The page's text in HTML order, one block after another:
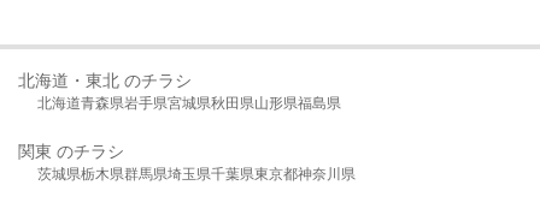
北海道・東北 のチラシ
北海道青森県岩手県宮城県秋田県山形県福島県
関東 のチラシ
茨城県栃木県群馬県埼玉県千葉県東京都神奈川県